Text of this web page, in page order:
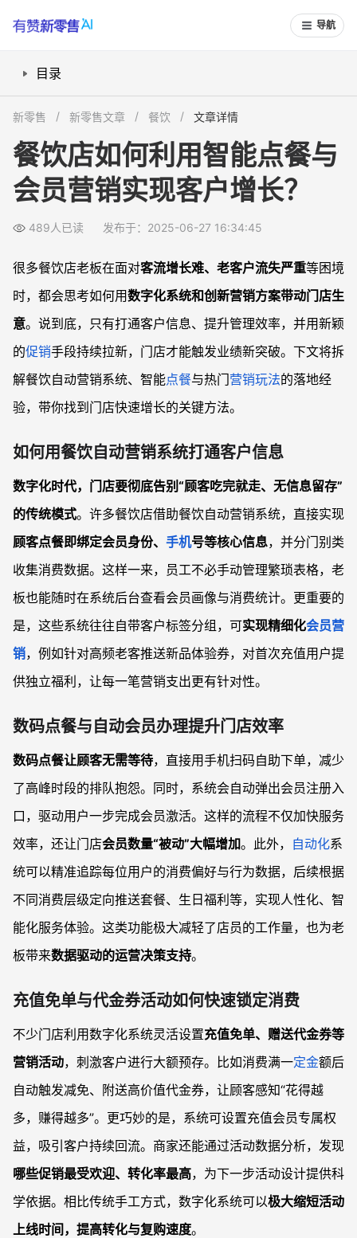
导航
目录
充值免单与代金券活动如何快速锁定消费
共创共享股东计划助力客户裂变
常见问题
餐饮自动营销系统比传统会员卡有哪些优势？
新零售 新零售文章 餐饮 文章详情
餐饮店如何利用智能点餐与
会员营销实现客户增长？
489人已读 发布于：2025-06-27 16:34:45
很多餐饮店老板在面对客流增长难、老客户流失严重等困境
时，都会思考如何用数字化系统和创新营销方案带动门店生
意。说到底，只有打通客户信息、提升管理效率，并用新颖
的促销手段持续拉新，门店才能触发业绩新突破。下文将拆
解餐饮自动营销系统、智能点餐与热门营销玩法的落地经
验，带你找到门店快速增长的关键方法。
如何用餐饮自动营销系统打通客户信息
数字化时代，门店要彻底告别“顾客吃完就走、无信息留存”
的传统模式。许多餐饮店借助餐饮自动营销系统，直接实现
顾客点餐即绑定会员身份、 手机号等核心信息，并分门别类
收集消费数据。这样一来，员工不必手动管理繁琐表格，老
板也能随时在系统后台查看会员画像与消费统计。更重要的
是，这些系统往往自带客户标签分组，可实现精细化会员营
销，例如针对高频老客推送新品体验券，对首次充值用户提
供独立福利，让每一笔营销支出更有针对性。
数码点餐与自动会员办理提升门店效率
数码点餐让顾客无需等待，直接用手机扫码自助下单，减少
了高峰时段的排队抱怨。同时，系统会自动弹出会员注册入
口，驱动用户一步完成会员激活。这样的流程不仅加快服务
效率，还让门店会员数量“被动”大幅增加。此外， 自动化系
统可以精准追踪每位用户的消费偏好与行为数据，后续根据
不同消费层级定向推送套餐、生日福利等，实现人性化、智
能化服务体验。这类功能极大减轻了店员的工作量，也为老
板带来数据驱动的运营决策支持。
充值免单与代金券活动如何快速锁定消费
不少门店利用数字化系统灵活设置充值免单、赠送代金券等
营销活动，刺激客户进行大额预存。比如消费满一定金额后
自动触发减免、附送高价值代金券，让顾客感知“花得越
多，赚得越多”。更巧妙的是，系统可设置充值会员专属权
益，吸引客户持续回流。商家还能通过活动数据分析，发现
哪些促销最受欢迎、转化率最高，为下一步活动设计提供科
学依据。相比传统手工方式，数字化系统可以极大缩短活动
上线时间，提高转化与复购速度。